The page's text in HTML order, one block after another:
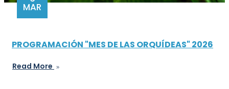
MAR
PROGRAMACIÓN "MES DE LAS ORQUÍDEAS" 2026
Read More